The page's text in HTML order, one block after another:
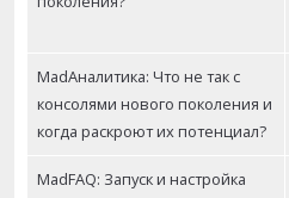
MadАналитика: Что не так с
консолями нового поколения и
когда раскроют их потенциал?
MadFAQ: Запуск и настройка